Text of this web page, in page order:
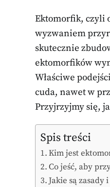
Ektomorfik, czyli
wyzwaniem
skutecznie
ektomorfików
Właściwe
cuda, nawet w
Przyjrzyjmy się,
Spis treści
Kim jest
Co jeść, aby
Jakie są